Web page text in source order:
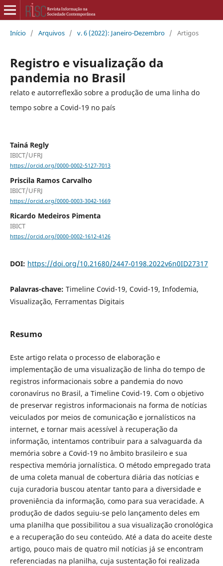
Início / Arquivos / v. 6 (2022): Janeiro-Dezembro / Artigos
Registro e visualização da
pandemia no Brasil
relato e autorreflexão sobre a produção de uma linha do
tempo sobre a Covid-19 no país
Tainá Regly
IBICT/UFRJ
https://orcid.org/0000-0002-5127-7013
Priscila Ramos Carvalho
IBICT/UFRJ
https://orcid.org/0000-0003-3042-1669
Ricardo Medeiros Pimenta
IBICT
https://orcid.org/0000-0002-1612-4126
DOI: https://doi.org/10.21680/2447-0198.2022v6n0ID27317
Palavras-chave: Timeline Covid-19, Covid-19, Infodemia,
Visualização, Ferramentas Digitais
Resumo
Este artigo relata o processo de elaboração e
implementação de uma visualização de linha do tempo de
registros informacionais sobre a pandemia do novo
coronavírus no Brasil, a Timeline Covid-19. Com o objetivo
de preservar registros informacionais na forma de notícias
veiculados por meios de comunicação e jornalísticos na
internet, e tornar mais acessível à recuperação da
informação, intentamos contribuir para a salvaguarda da
memória sobre a Covid-19 no âmbito brasileiro e sua
respectiva memória jornalística. O método empregado trata
de uma coleta manual de cobertura diária das notícias e
cuja curadoria buscou atentar tanto para a diversidade e
proveniência da informação, como para sua veracidade. A
produção de dados seguiu-se pelo lançamento deles em
uma planilha que possibilitou a sua visualização cronológica
e a recuperação do seu conteúdo. Até a data do aceite deste
artigo, pouco mais de quatro mil notícias já se encontram
referenciadas na planilha, cuja sustentação foi realizada